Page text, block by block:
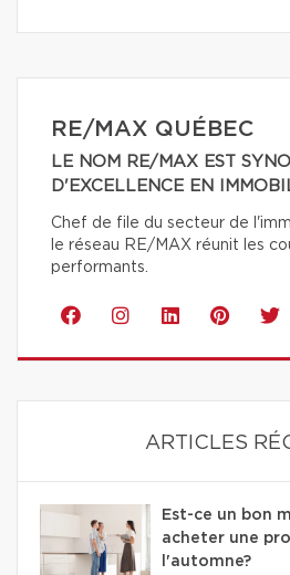
RE/MAX QUÉBEC
LE NOM RE/MAX EST
D'EXCELLENCE EN
Chef de file du secteur de
le réseau RE/MAX réunit les
performants.
ARTICLES
Est-ce un bon
acheter une
l'automne?